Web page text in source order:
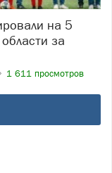
за
1 611 просмотров